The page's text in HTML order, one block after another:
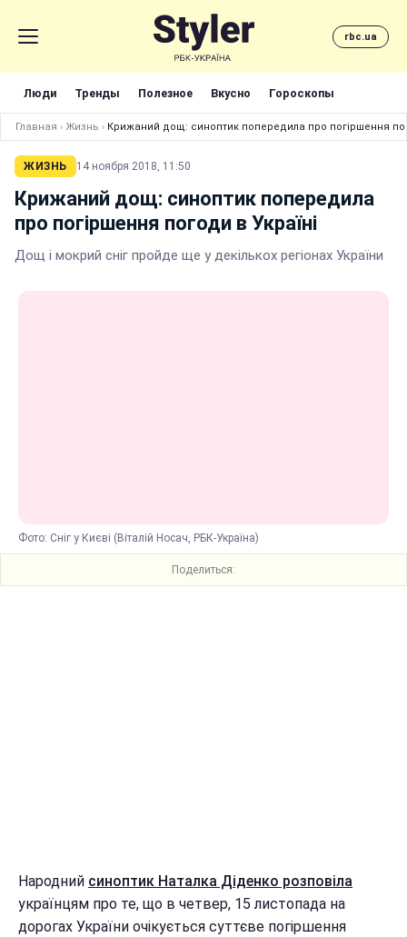
rbc.ua
Люди Тренды Полезное Вкусно Гороскопы
Главная › Жизнь › Крижаний дощ: синоптик попередила про погіршення
ЖИЗНЬ 14 ноября 2018, 11:50
Крижаний дощ: синоптик попередила
про погіршення погоди в Україні
Дощ і мокрий сніг пройде ще у декількох регіонах України
Фото: Сніг у Києві (Віталій Носач, РБК-Україна)
Поделиться:
Народний синоптик Наталка Діденко розповіла
українцям про те, що в четвер, 15 листопада на
дорогах України очікується суттєве погіршення